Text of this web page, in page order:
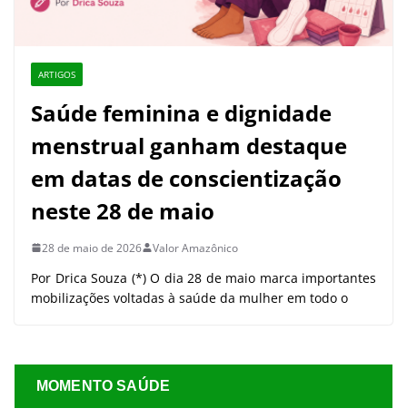
ARTIGOS
Saúde feminina e dignidade
menstrual ganham destaque
em datas de conscientização
neste 28 de maio
28 de maio de 2026 Valor Amazônico
Por Drica Souza (*) O dia 28 de maio marca importantes
mobilizações voltadas à saúde da mulher em todo o
MOMENTO SAÚDE